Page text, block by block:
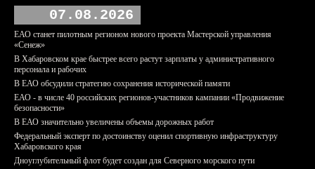
07.08.2026
ЕАО станет пилотным регионом нового проекта Мастерской управления
«Сенеж»
В Хабаровском крае быстрее всего растут зарплаты у административного
персонала и рабочих
В ЕАО обсудили стратегию сохранения исторической памяти
ЕАО - в числе 40 российских регионов-участников кампании «Продвижение
безопасности»
В ЕАО значительно увеличены объемы дорожных работ
Федеральный эксперт по достоинству оценил спортивную инфраструктуру
Хабаровского края
Дноуглубительный флот будет создан для Северного морского пути